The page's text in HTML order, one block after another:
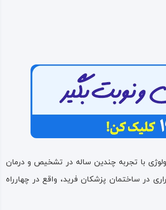
با تجربه چندین ساله در تشخیص و درمان
در ساختمان پزشکان فرید، واقع در چهارراه